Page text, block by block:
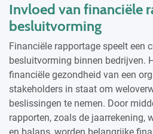
Invloed van financiële
besluitvorming
Financiële rapportage speelt een
besluitvorming binnen bedrijven.
financiële gezondheid van een
stakeholders in staat om
beslissingen te nemen. Door
rapporten, zoals de jaarrekening,